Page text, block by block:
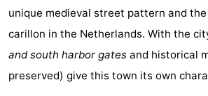
jeux
de
jeux
intérieures
Bowling
-
Parcours
de
Centres
de
Villages
unique medieval street pattern and
carillon in the Netherlands. With the
and south harbor gates and historical
preserved) give this town its own